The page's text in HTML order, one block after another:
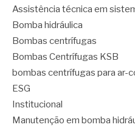
Assistência técnica em
Bomba hidráulica
Bombas centrífugas
Bombas Centrífugas KSB
bombas centrífugas para ar-
ESG
Institucional
Manutenção em bomba